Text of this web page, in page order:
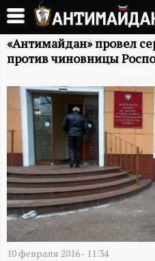
Перейти
основному
содержанию
А
Т
И
М
А
Й
«Антимайдан» провел
против чиновницы
10 февраля 2016 - 11:34